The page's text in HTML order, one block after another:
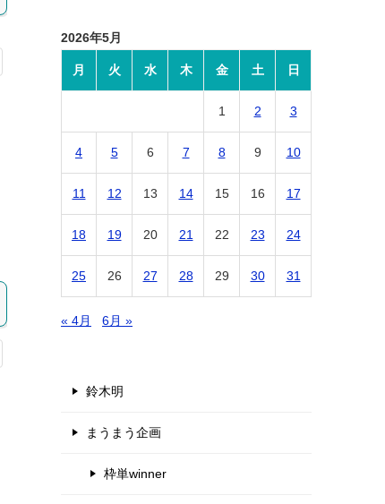
2026年5月
月 火 水 木 金 土 日
1 2 3
4 5 6 7 8 9 10
11 12 13 14 15 16 17
18 19 20 21 22 23 24
25 26 27 28 29 30 31
« 4月 6月 »
鈴木明
まうまう企画
枠単winner